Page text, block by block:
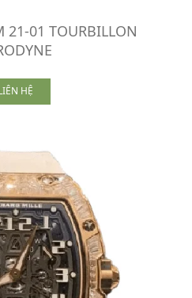
01 TOURBILLON
HỆ